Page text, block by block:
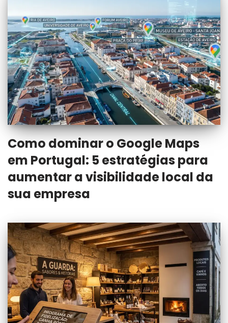
Como dominar o Google Maps
em Portugal: 5 estratégias para
aumentar a visibilidade local da
sua empresa